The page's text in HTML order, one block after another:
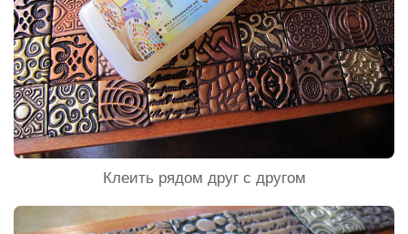
Клеить рядом друг с другом